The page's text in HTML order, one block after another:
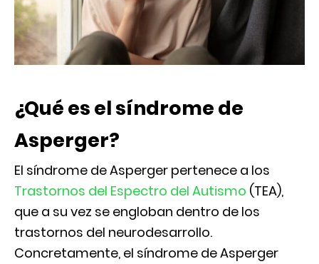
¿Qué es el síndrome de
Asperger?
El síndrome de Asperger pertenece a los
Trastornos del Espectro del Autismo (TEA),
que a su vez se engloban dentro de los
trastornos del neurodesarrollo.
Concretamente, el síndrome de Asperger